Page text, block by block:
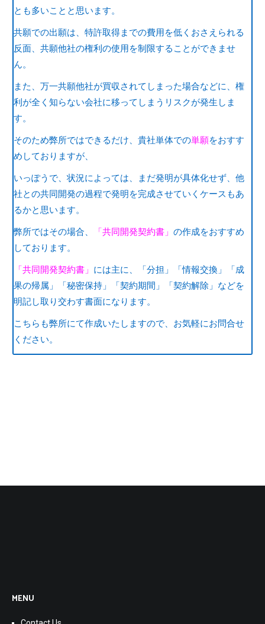
とも多いことと思います。
共願での出願は、特許取得までの費用を低くおさえられる
反面、共願他社の権利の使用を制限することができませ
ん。
また、万一共願他社が買収されてしまった場合などに、権
利が全く知らない会社に移ってしまうリスクが発生しま
す。
そのため弊所ではできるだけ、貴社単体での単願をおすす
めしておりますが、
いっぽうで、状況によっては、まだ発明が具体化せず、他
社との共同開発の過程で発明を完成させていくケースもあ
るかと思います。
弊所ではその場合、 「共同開発契約書」 の作成をおすすめ
しております。
「共同開発契約書」 には主に、「分担」「情報交換」「成
果の帰属」「秘密保持」「契約期間」「契約解除」などを
明記し取り交わす書面になります。
こちらも弊所にて作成いたしますので、お気軽にお問合せ
ください。
MENU